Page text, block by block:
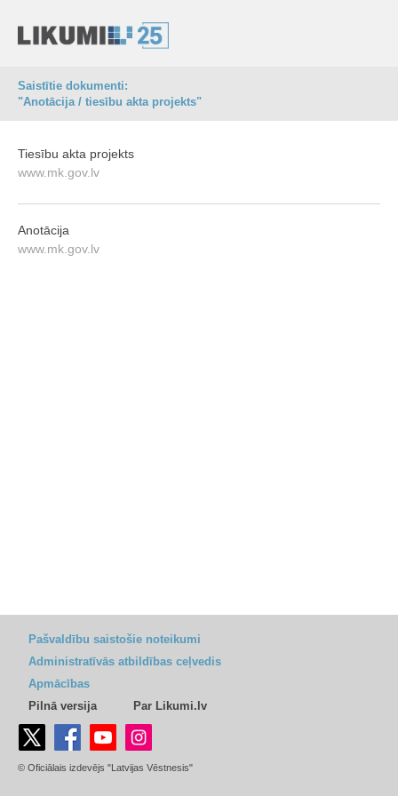
Saistītie dokumenti:
"Anotācija / tiesību akta projekts"
Tiesību akta projekts
www.mk.gov.lv
Anotācija
www.mk.gov.lv
Pašvaldību saistošie noteikumi
Administratīvās atbildības ceļvedis
Apmācības
Pilnā versija
Par Likumi.lv
© Oficiālais izdevējs "Latvijas Vēstnesis"